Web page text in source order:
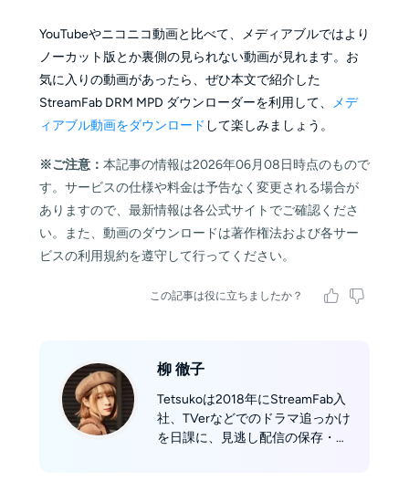
YouTubeやニコニコ動画と比べて、メディアブルではより
ノーカット版とか裏側の見られない動画が見れます。お
気に入りの動画があったら、ぜひ本文で紹介した
StreamFab DRM MPD ダウンローダーを利用して、
メデ
ィアブル動画をダウンロード して楽しみましょう。
※ご注意： 本記事の情報は2026年06月08日時点のもので
す。サービスの仕様や料金は予告なく変更される場合が
ありますので、最新情報は各公式サイトでご確認くださ
い。また、動画のダウンロードは著作権法および各サー
ビスの利用規約を遵守して行ってください。
この記事は役に立ちましたか？
柳 徹子
Tetsukoは2018年にStreamFab入
社、TVerなどでのドラマ追っかけ
を日課に、見逃し配信の保存・持